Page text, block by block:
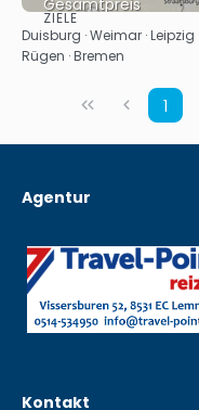
Gesamtpreis
ZIELE
Duisburg · Weimar · Leipzig
Rügen · Bremen
1
Agentur
Kontakt